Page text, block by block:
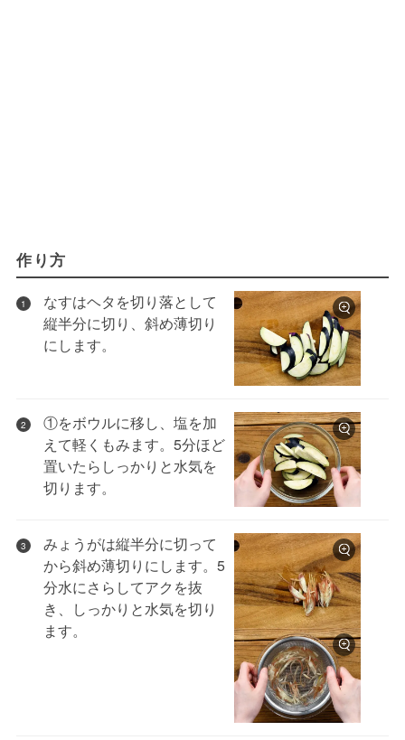
作り方
1
なすはヘタを切り落として
縦半分に切り、斜め薄切り
にします。
2
①をボウルに移し、塩を加
えて軽くもみます。5分ほど
置いたらしっかりと水気を
切ります。
3
みょうがは縦半分に切って
から斜め薄切りにします。5
分水にさらしてアクを抜
き、しっかりと水気を切り
ます。